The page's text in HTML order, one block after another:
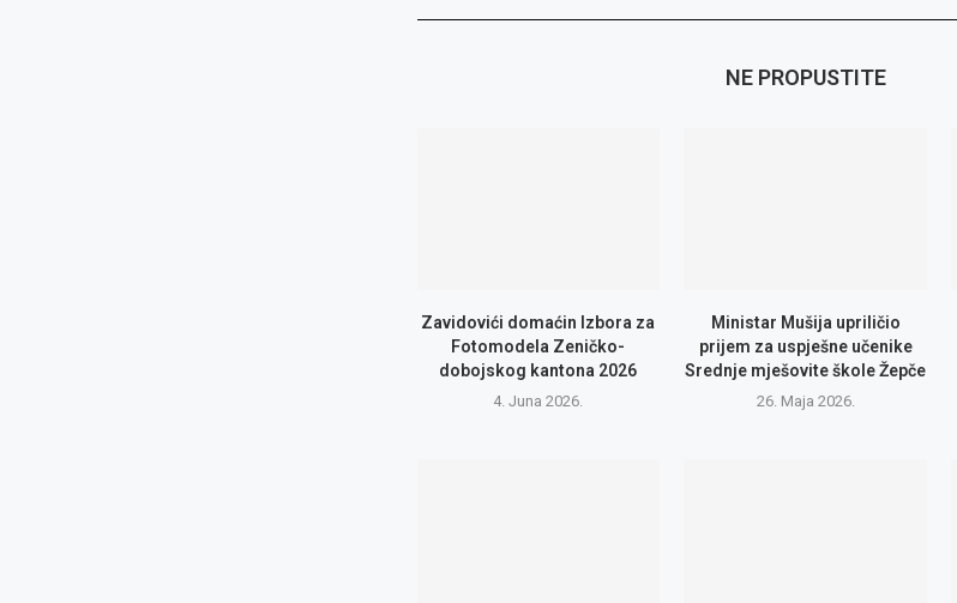
NE PROPUSTITE
Zavidovići domaćin Izbora za
Fotomodela Zeničko-
dobojskog kantona 2026
4. Juna 2026.
Ministar Mušija upriličio
prijem za uspješne učenike
Srednje mješovite škole Žepče
26. Maja 2026.